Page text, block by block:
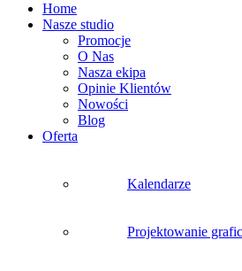
Home
Nasze studio
Promocje
O Nas
Nasza ekipa
Opinie Klientów
Nowości
Blog
Oferta
Kalendarze
Projektowanie